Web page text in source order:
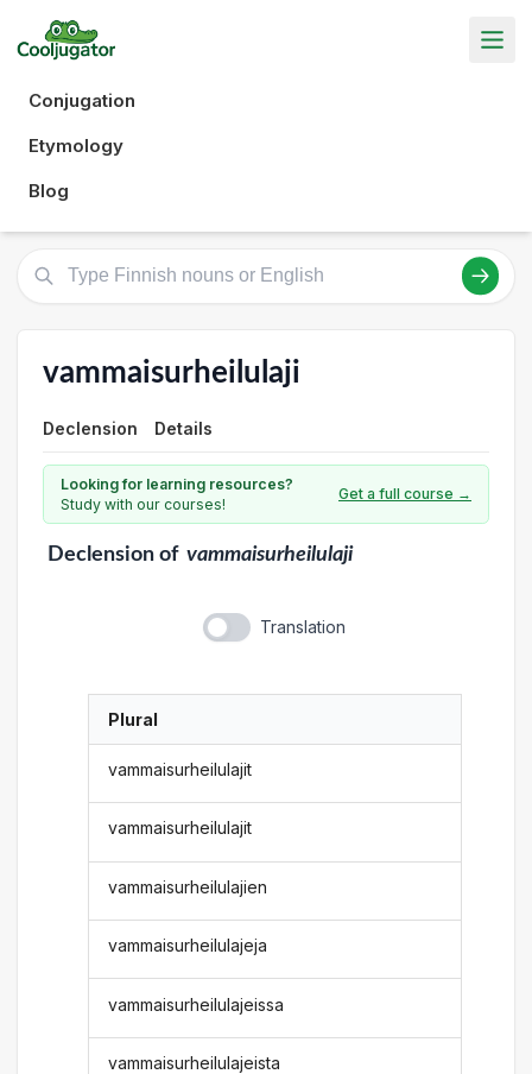
Conjugation
Etymology
Blog
vammaisurheilulaji
Declension Details
Looking for learning resources?
Study with our courses!
Get a full course →
Declensionof vammaisurheilulaji
Translation
Plural
vammaisurheilulajit
vammaisurheilulajit
vammaisurheilulajien
vammaisurheilulajeja
vammaisurheilulajeissa
vammaisurheilulajeista